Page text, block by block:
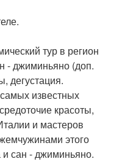
тур в регион
- джиминьяно (доп.
дегустация.
известных
красоты,
и мастеров
этого
и сан - джиминьяно.